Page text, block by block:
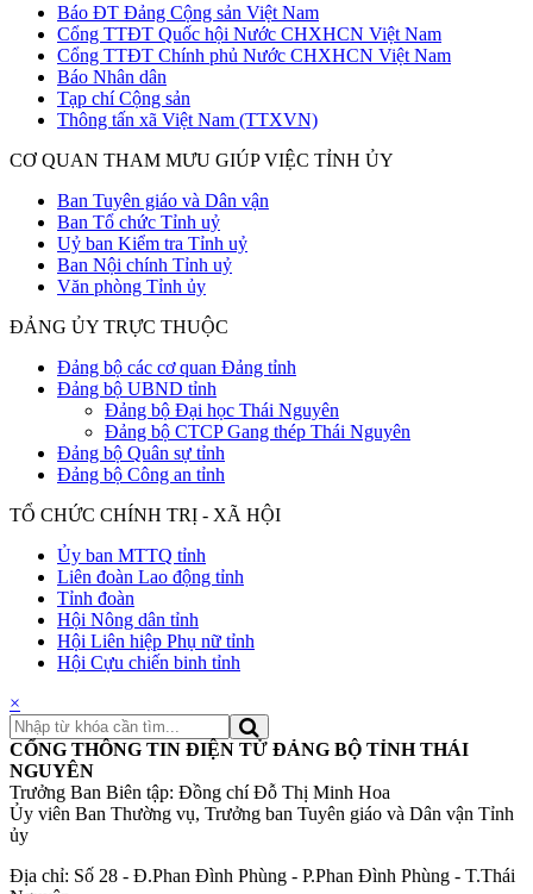
Báo ĐT Đảng Cộng sản Việt Nam
Cổng TTĐT Quốc hội Nước CHXHCN Việt Nam
Cổng TTĐT Chính phủ Nước CHXHCN Việt Nam
Báo Nhân dân
Tạp chí Cộng sản
Thông tấn xã Việt Nam (TTXVN)
CƠ QUAN THAM MƯU GIÚP VIỆC TỈNH ỦY
Ban Tuyên giáo và Dân vận
Ban Tổ chức Tỉnh uỷ
Uỷ ban Kiểm tra Tỉnh uỷ
Ban Nội chính Tỉnh uỷ
Văn phòng Tỉnh ủy
ĐẢNG ỦY TRỰC THUỘC
Đảng bộ các cơ quan Đảng tỉnh
Đảng bộ UBND tỉnh
Đảng bộ Đại học Thái Nguyên
Đảng bộ CTCP Gang thép Thái Nguyên
Đảng bộ Quân sự tỉnh
Đảng bộ Công an tỉnh
TỔ CHỨC CHÍNH TRỊ - XÃ HỘI
Ủy ban MTTQ tỉnh
Liên đoàn Lao động tỉnh
Tỉnh đoàn
Hội Nông dân tỉnh
Hội Liên hiệp Phụ nữ tỉnh
Hội Cựu chiến binh tỉnh
×
CỔNG THÔNG TIN ĐIỆN TỬ ĐẢNG BỘ TỈNH THÁI
NGUYÊN
Trưởng Ban Biên tập: Đồng chí Đỗ Thị Minh Hoa
Ủy viên Ban Thường vụ, Trưởng ban Tuyên giáo và Dân vận Tỉnh
ủy
Địa chỉ: Số 28 - Đ.Phan Đình Phùng - P.Phan Đình Phùng - T.Thái